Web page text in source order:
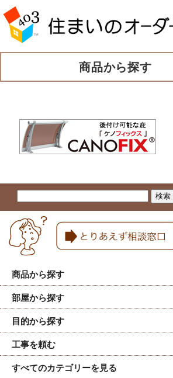
商品から探す
商品から探す
部屋から探す
目的から探す
工事を頼む
すべてのカテゴリーを見る